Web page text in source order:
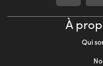
À
Qui